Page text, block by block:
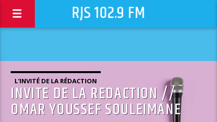
RJS 102.9 FM
L'INVITÉ DE LA RÉDACTION
INVITE DE LA REDACTION //
OMAR YOUSSEF SOULEIMANE